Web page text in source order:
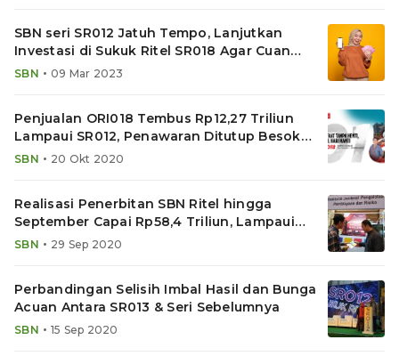
SBN seri SR012 Jatuh Tempo, Lanjutkan
Investasi di Sukuk Ritel SR018 Agar Cuan
Maksimal
SBN • 09 Mar 2023
Penjualan ORI018 Tembus Rp12,27 Triliun
Lampaui SR012, Penawaran Ditutup Besok
Pagi
SBN • 20 Okt 2020
Realisasi Penerbitan SBN Ritel hingga
September Capai Rp58,4 Triliun, Lampaui
2019
SBN • 29 Sep 2020
Perbandingan Selisih Imbal Hasil dan Bunga
Acuan Antara SR013 & Seri Sebelumnya
SBN • 15 Sep 2020